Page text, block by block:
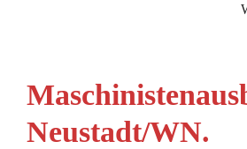
Neustadt/WN.